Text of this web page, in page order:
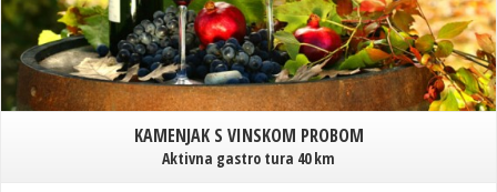
KAMENJAK S VINSKOM PROBOM
Aktivna gastro tura 40 km